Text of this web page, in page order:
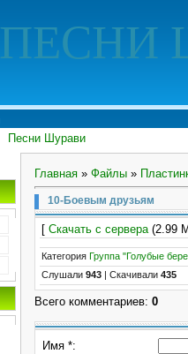
ПЕСНИ
Песни Шурави
Главная » Файлы »
10-Боевым друзьям
[ Скачать с сервера(2.99
Категория Группа "Голубые
Слушали 943 Скачивали 435
Всего комментариев: 0
Имя *: